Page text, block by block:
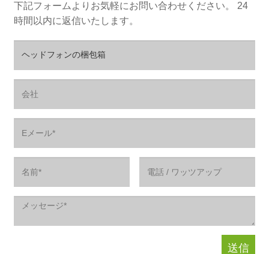
下記フォームよりお気軽にお問い合わせください。 24
時間以内に返信いたします。